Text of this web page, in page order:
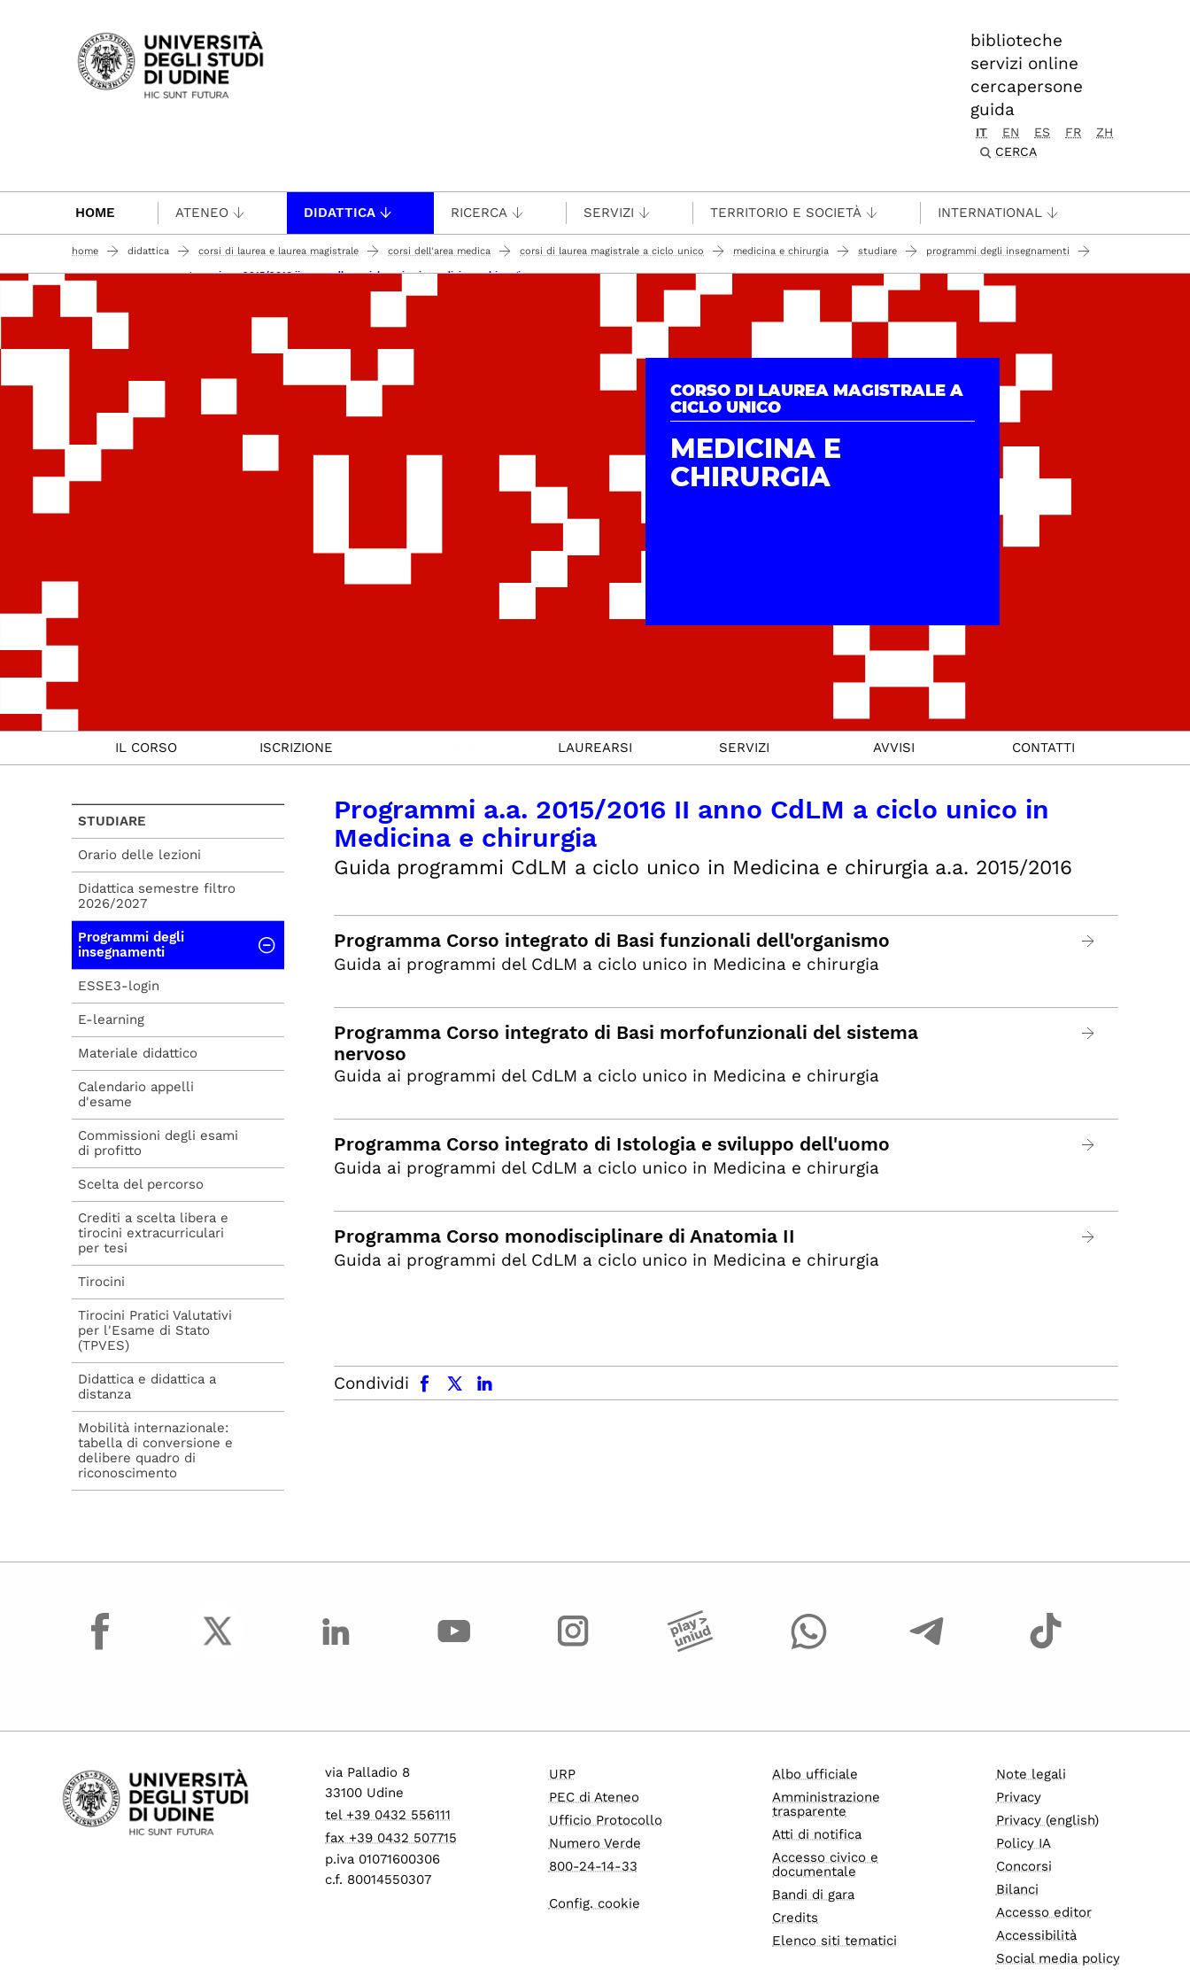
Passa al contenuto principale
biblioteche
servizi online
cercapersone
guida
IT EN ES FR
ZH
CERCA
HOME ATENEO DIDATTICA RICERCA SERVIZI TERRITORIO E SOCIETÀ INTERNATIONAL
home didattica corsi di laurea e laurea magistrale corsi dell'area medica corsi di laurea magistrale a ciclo unico medicina e chirurgia studiare programmi degli insegnamenti
... ... programmi a.a. 2015/2016 ii anno cdlm a ciclo unico in medicina e chirurgia
CORSO DI LAUREA MAGISTRALE A
CICLO UNICO
MEDICINA E
CHIRURGIA
IL CORSO ISCRIZIONE LAUREARSI SERVIZI AVVISI CONTATTI
Programmi a.a. 2015/2016 II anno CdLM a ciclo unico in
Medicina e chirurgia
Guida programmi CdLM a ciclo unico in Medicina e chirurgia a.a. 2015/2016
Programma Corso integrato di Basi funzionali dell'organismo
Guida ai programmi del CdLM a ciclo unico in Medicina e chirurgia
Programma Corso integrato di Basi morfofunzionali del sistema
nervoso
Guida ai programmi del CdLM a ciclo unico in Medicina e chirurgia
Programma Corso integrato di Istologia e sviluppo dell'uomo
Guida ai programmi del CdLM a ciclo unico in Medicina e chirurgia
Programma Corso monodisciplinare di Anatomia II
Guida ai programmi del CdLM a ciclo unico in Medicina e chirurgia
Condividi
facebook x.com linkedin
STUDIARE
Orario delle lezioni
Didattica semestre filtro
2026/2027
Programmi degli
insegnamenti
ESSE3-login
E-learning
Materiale didattico
Calendario appelli
d'esame
Commissioni degli esami
di profitto
Scelta del percorso
Crediti a scelta libera e
tirocini extracurriculari
per tesi
Tirocini
Tirocini Pratici Valutativi
per l'Esame di Stato
(TPVES)
Didattica e didattica a
distanza
Mobilità internazionale:
tabella di conversione e
delibere quadro di
riconoscimento
facebook
via Palladio 8
33100 Udine
tel +39 0432 556111
fax +39 0432 507715
p.iva 01071600306
c.f. 80014550307
URP
PEC di Ateneo
Ufficio Protocollo
Numero Verde
800-24-14-33
Config. cookie
Albo ufficiale
Amministrazione
trasparente
Atti di notifica
Accesso civico e
documentale
Bandi di gara
Credits
Elenco siti tematici
Note legali
Privacy
Privacy (english)
Policy IA
Concorsi
Bilanci
Accesso editor
Accessibilità
Social media policy